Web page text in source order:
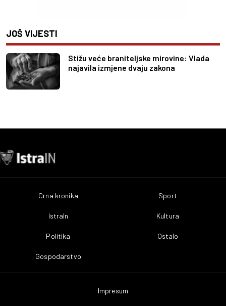
JOŠ VIJESTI
Stižu veće braniteljske mirovine: Vlada
najavila izmjene dvaju zakona
Crna kronika
IstraIn
Politika
Gospodarstvo
Sport
Kultura
Ostalo
Impresum